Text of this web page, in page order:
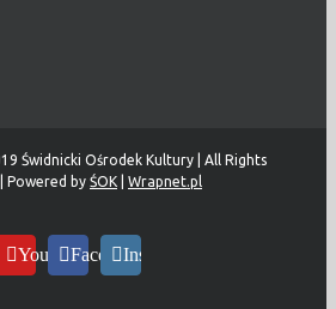
Świdnicki Ośrodek Kultury | All Rights
Powered by ŚOK Wrapnet.pl
YouTubeFacebookInstagram